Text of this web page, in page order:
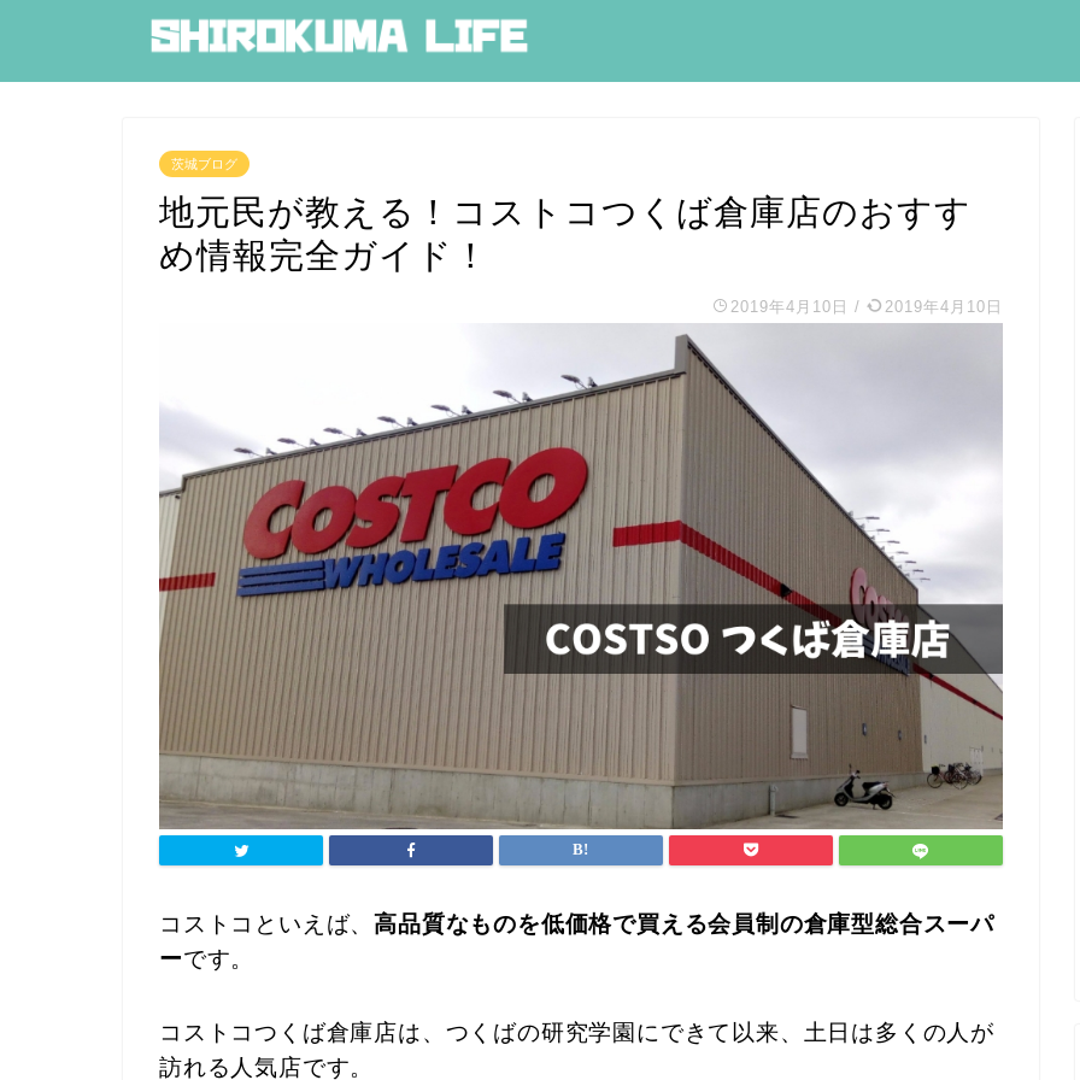
茨城ブログ
地元民が教える！コストコつくば倉庫店のおすす
め情報完全ガイド！
2019年4月10日 / 2019年4月10日
コストコといえば、高品質なものを低価格で買える会員制の倉庫型総合スーパ
ーです。
コストコつくば倉庫店は、つくばの研究学園にできて以来、土日は多くの人が
訪れる人気店です。